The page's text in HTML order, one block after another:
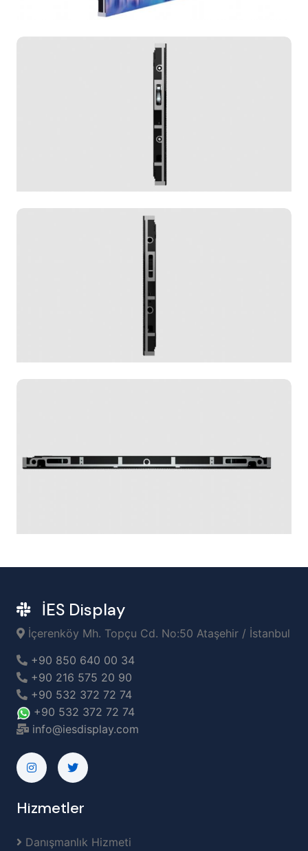
İES Display
İçerenköy Mh. Topçu Cd. No:50 Ataşehir / İstanbul
+90 850 640 00 34
+90 216 575 20 90
+90 532 372 72 74
+90 532 372 72 74
info@iesdisplay.com
Hizmetler
Danışmanlık Hizmeti